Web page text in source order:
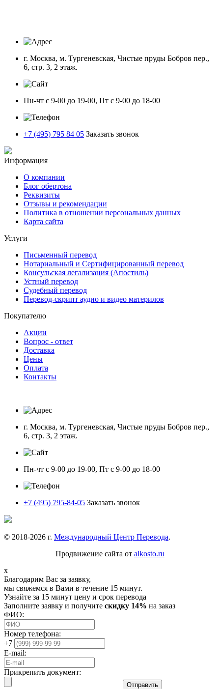
г. Москва, м. Тургеневская, Чистые пруды Бобров пер.,
6, стр. 3, 2 этаж.
Пн-чт с 9-00 до 19-00, Пт с 9-00 до 18-00
+7 (495) 795 84 05 Заказать звонок
Информация
О компании
Блог обертона
Реквизиты
Отзывы и рекомендации
Политика в отношении персональных данных
Карта сайта
Услуги
Письменный перевод
Нотариальный и Сертифицированный перевод
Консульская легализация (Апостиль)
Устный перевод
Судебный перевод
Перевод-скрипт аудио и видео материлов
Покупателю
Акции
Вопрос - ответ
Доставка
Цены
Оплата
Контакты
г. Москва, м. Тургеневская, Чистые пруды Бобров пер.,
6, стр. 3, 2 этаж.
Пн-чт с 9-00 до 19-00, Пт с 9-00 до 18-00
+7 (495) 795-84-05 Заказать звонок
© 2018-2026 г. Международный Центр Перевода.
Продвижение сайта от alkosto.ru
x
Благодарим Вас за заявку,
мы свяжемся в Вами в течение 15 минут.
Узнайте за 15 минут цену и срок перевода
Заполните заявку и получите скидку 14% на заказ
ФИО:
Номер телефона:
+7
E-mail:
Прикрепить документ:
Отправить